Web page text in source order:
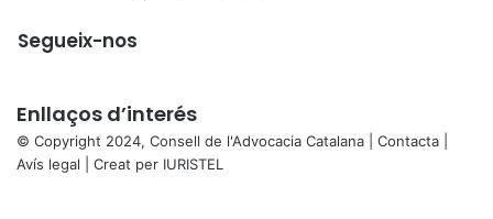
Segueix-nos
Enllaços d’interés
© Copyright 2024, Consell de l'Advocacia Catalana | Contacta
Avís legal | Creat per IURISTEL